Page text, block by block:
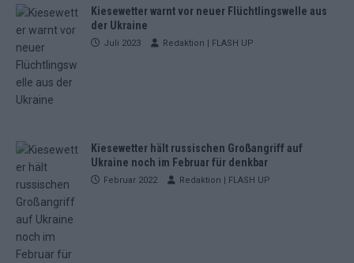
Kiesewetter warnt vor neuer Flüchtlingswelle aus
der Ukraine
Juli 2023 Redaktion | FLASH UP
Kiesewetter hält russischen Großangriff auf
Ukraine noch im Februar für denkbar
Februar 2022 Redaktion | FLASH UP